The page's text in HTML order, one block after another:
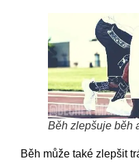
Běh zlepšuje běh
Běh může také zlepšit